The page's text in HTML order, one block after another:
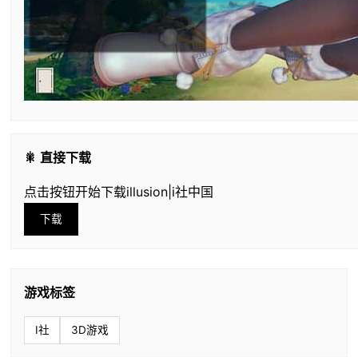
🎇 直接下载
点击按钮开始下载illusion|i社中国
下载
游戏标签
I社 3D游戏